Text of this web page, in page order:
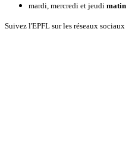
mardi, mercredi et jeudi matin
Suivez l'EPFL sur les réseaux sociaux